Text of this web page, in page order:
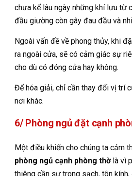
chưa kể lâu ngày những khí lưu từ
đầu giường còn gây đau đầu và
Ngoài vấn đề về phong thủy, khi
ra ngoài cửa, sẽ có cảm giác sự
cho dù có đóng cửa hay không.
Để hóa giải, chỉ cần thay đổi vị trí
nơi khác.
6/ Phòng ngủ đặt cạnh
Một điều khiến cho chúng ta cảm
phòng ngủ cạnh phòng thờlà vì
thiêng cần sự trong sạch, tôn